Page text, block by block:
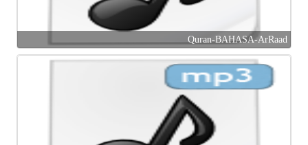
Quran-BAHASA-ArRaad